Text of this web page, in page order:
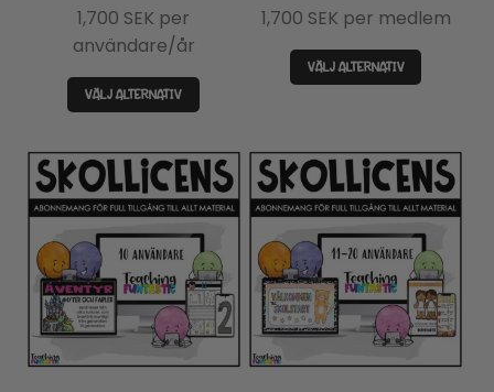
1,700 SEK per
användare/år
VÄLJ ALTERNATIV
1,700 SEK per medlem
VÄLJ ALTERNATIV